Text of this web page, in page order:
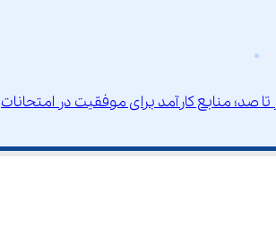
صد؛ منابع کارآمد برای موفقیت در امتحانات